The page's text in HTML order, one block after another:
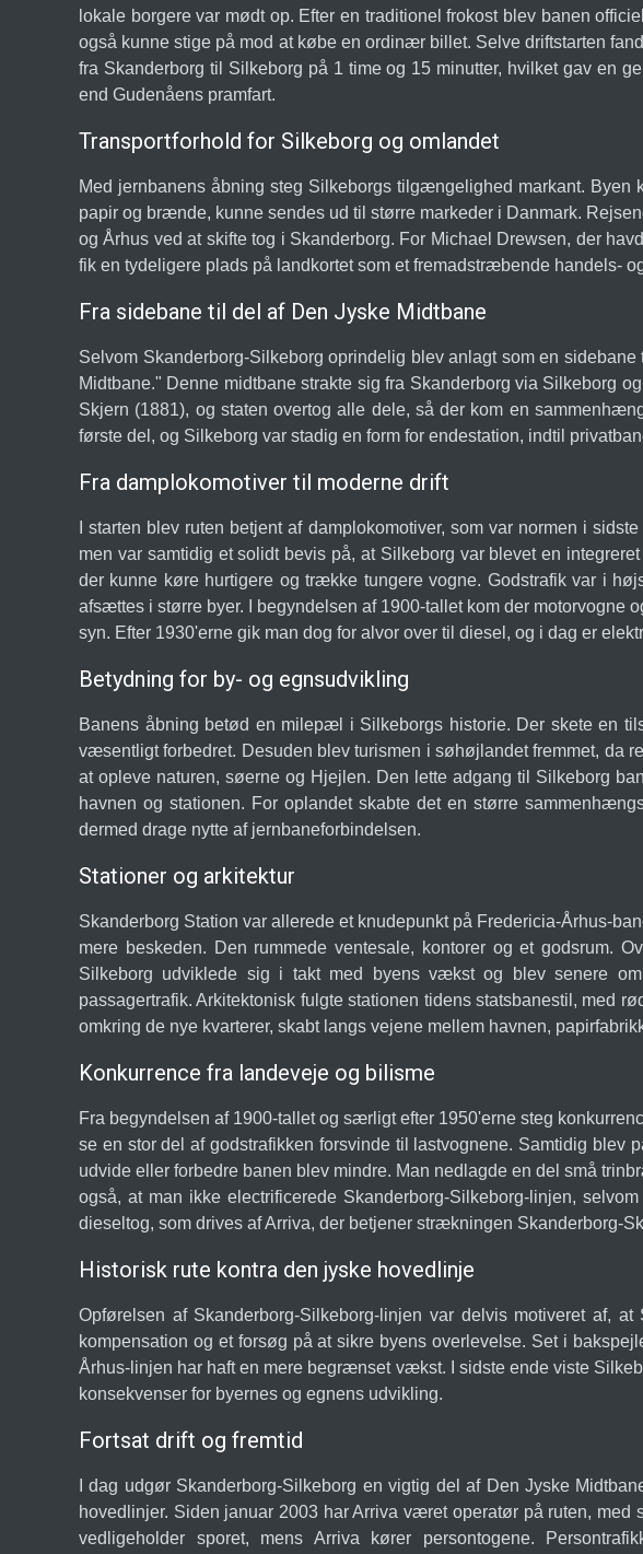
lokale borgere var mødt op. Efter en traditionel frokost blev banen
også kunne stige på mod at købe en ordinær billet. Selve driftstarten
fra Skanderborg til Silkeborg på 1 time og 15 minutter, hvilket gav en
end Gudenåens pramfart.
Transportforhold for Silkeborg og omlandet
Med jernbanens åbning steg Silkeborgs tilgængelighed markant.
papir og brænde, kunne sendes ud til større markeder i Danmark.
og Århus ved at skifte tog i Skanderborg. For Michael Drewsen, der
fik en tydeligere plads på landkortet som et fremadstræbende handels-
Fra sidebane til del af Den Jyske Midtbane
Selvom Skanderborg-Silkeborg oprindelig blev anlagt som en
Midtbane." Denne midtbane strakte sig fra Skanderborg via Silkeborg
Skjern (1881), og staten overtog alle dele, så der kom en
første del, og Silkeborg var stadig en form for endestation, indtil
Fra damplokomotiver til moderne drift
I starten blev ruten betjent af damplokomotiver, som var normen i
men var samtidig et solidt bevis på, at Silkeborg var blevet en
der kunne køre hurtigere og trække tungere vogne. Godstrafik var i
afsættes i større byer. I begyndelsen af 1900-tallet kom der motorvogne
syn. Efter 1930'erne gik man dog for alvor over til diesel, og i dag er
Betydning for by- og egnsudvikling
Banens åbning betød en milepæl i Silkeborgs historie. Der skete en
væsentligt forbedret. Desuden blev turismen i søhøjlandet fremmet, da
at opleve naturen, søerne og Hjejlen. Den lette adgang til Silkeborg
havnen og stationen. For oplandet skabte det en større
dermed drage nytte af jernbaneforbindelsen.
Stationer og arkitektur
Skanderborg Station var allerede et knudepunkt på Fredericia-Århus-
mere beskeden. Den rummede ventesale, kontorer og et godsrum.
Silkeborg udviklede sig i takt med byens vækst og blev senere
passagertrafik. Arkitektonisk fulgte stationen tidens statsbanestil, med
omkring de nye kvarterer, skabt langs vejene mellem havnen,
Konkurrence fra landeveje og bilisme
Fra begyndelsen af 1900-tallet og særligt efter 1950'erne steg
se en stor del af godstrafikken forsvinde til lastvognene. Samtidig blev
udvide eller forbedre banen blev mindre. Man nedlagde en del små
også, at man ikke electrificerede Skanderborg-Silkeborg-linjen,
dieseltog, som drives af Arriva, der betjener strækningen Skanderborg-
Historisk rute kontra den jyske hovedlinje
Opførelsen af Skanderborg-Silkeborg-linjen var delvis motiveret af,
kompensation og et forsøg på at sikre byens overlevelse. Set i
Århus-linjen har haft en mere begrænset vækst. I sidste ende viste
konsekvenser for byernes og egnens udvikling.
Fortsat drift og fremtid
I dag udgør Skanderborg-Silkeborg en vigtig del af Den Jyske
hovedlinjer. Siden januar 2003 har Arriva været operatør på ruten,
vedligeholder sporet, mens Arriva kører persontogene.